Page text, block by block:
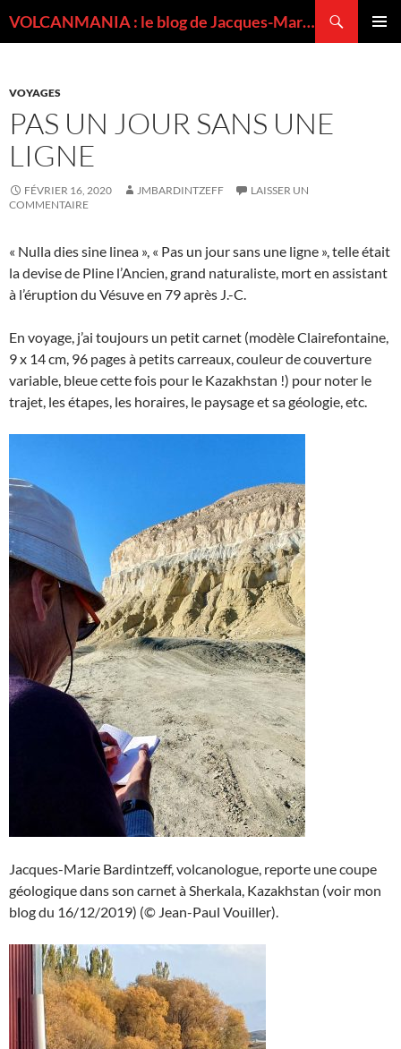
VOLCANMANIA : le blog de Jacques-Marie BARDINTZEFF, volcanologue
VOYAGES
PAS UN JOUR SANS UNE
LIGNE
FÉVRIER 16, 2020 JMBARDINTZEFF
LAISSER UN
COMMENTAIRE
« Nulla dies sine linea », « Pas un jour sans une ligne », telle était
la devise de Pline l’Ancien, grand naturaliste, mort en assistant
à l’éruption du Vésuve en 79 après J.-C.
En voyage, j’ai toujours un petit carnet (modèle Clairefontaine,
9 x 14 cm, 96 pages à petits carreaux, couleur de couverture
variable, bleue cette fois pour le Kazakhstan !) pour noter le
trajet, les étapes, les horaires, le paysage et sa géologie, etc.
Jacques-Marie Bardintzeff, volcanologue, reporte une coupe
géologique dans son carnet à Sherkala, Kazakhstan (voir mon
blog du 16/12/2019) (© Jean-Paul Vouiller).